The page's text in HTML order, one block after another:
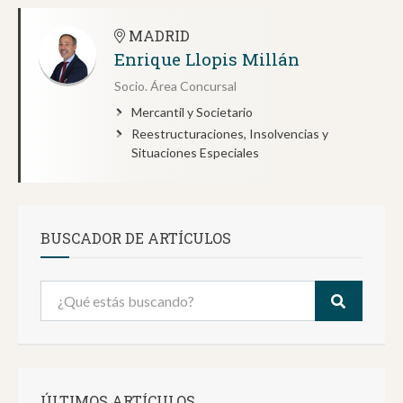
MADRID
Enrique Llopis Millán
Socio. Área Concursal
Mercantil y Societario
Reestructuraciones, Insolvencias y
Situaciones Especiales
BUSCADOR DE ARTÍCULOS